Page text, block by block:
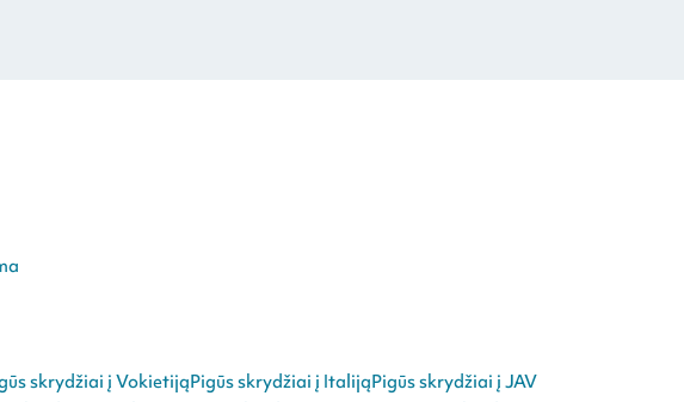
skrydžiai į VokietijąPigūs skrydžiai į ItalijąPigūs skrydžiai į JAV